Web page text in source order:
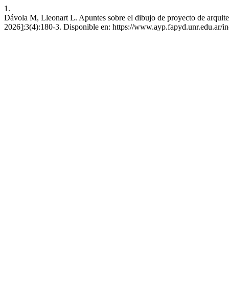
1.
Dávola M, Lleonart L. Apuntes sobre el dibujo de proyecto de
2026];3(4):180-3. Disponible en: https://www.ayp.fapyd.unr.edu.ar/